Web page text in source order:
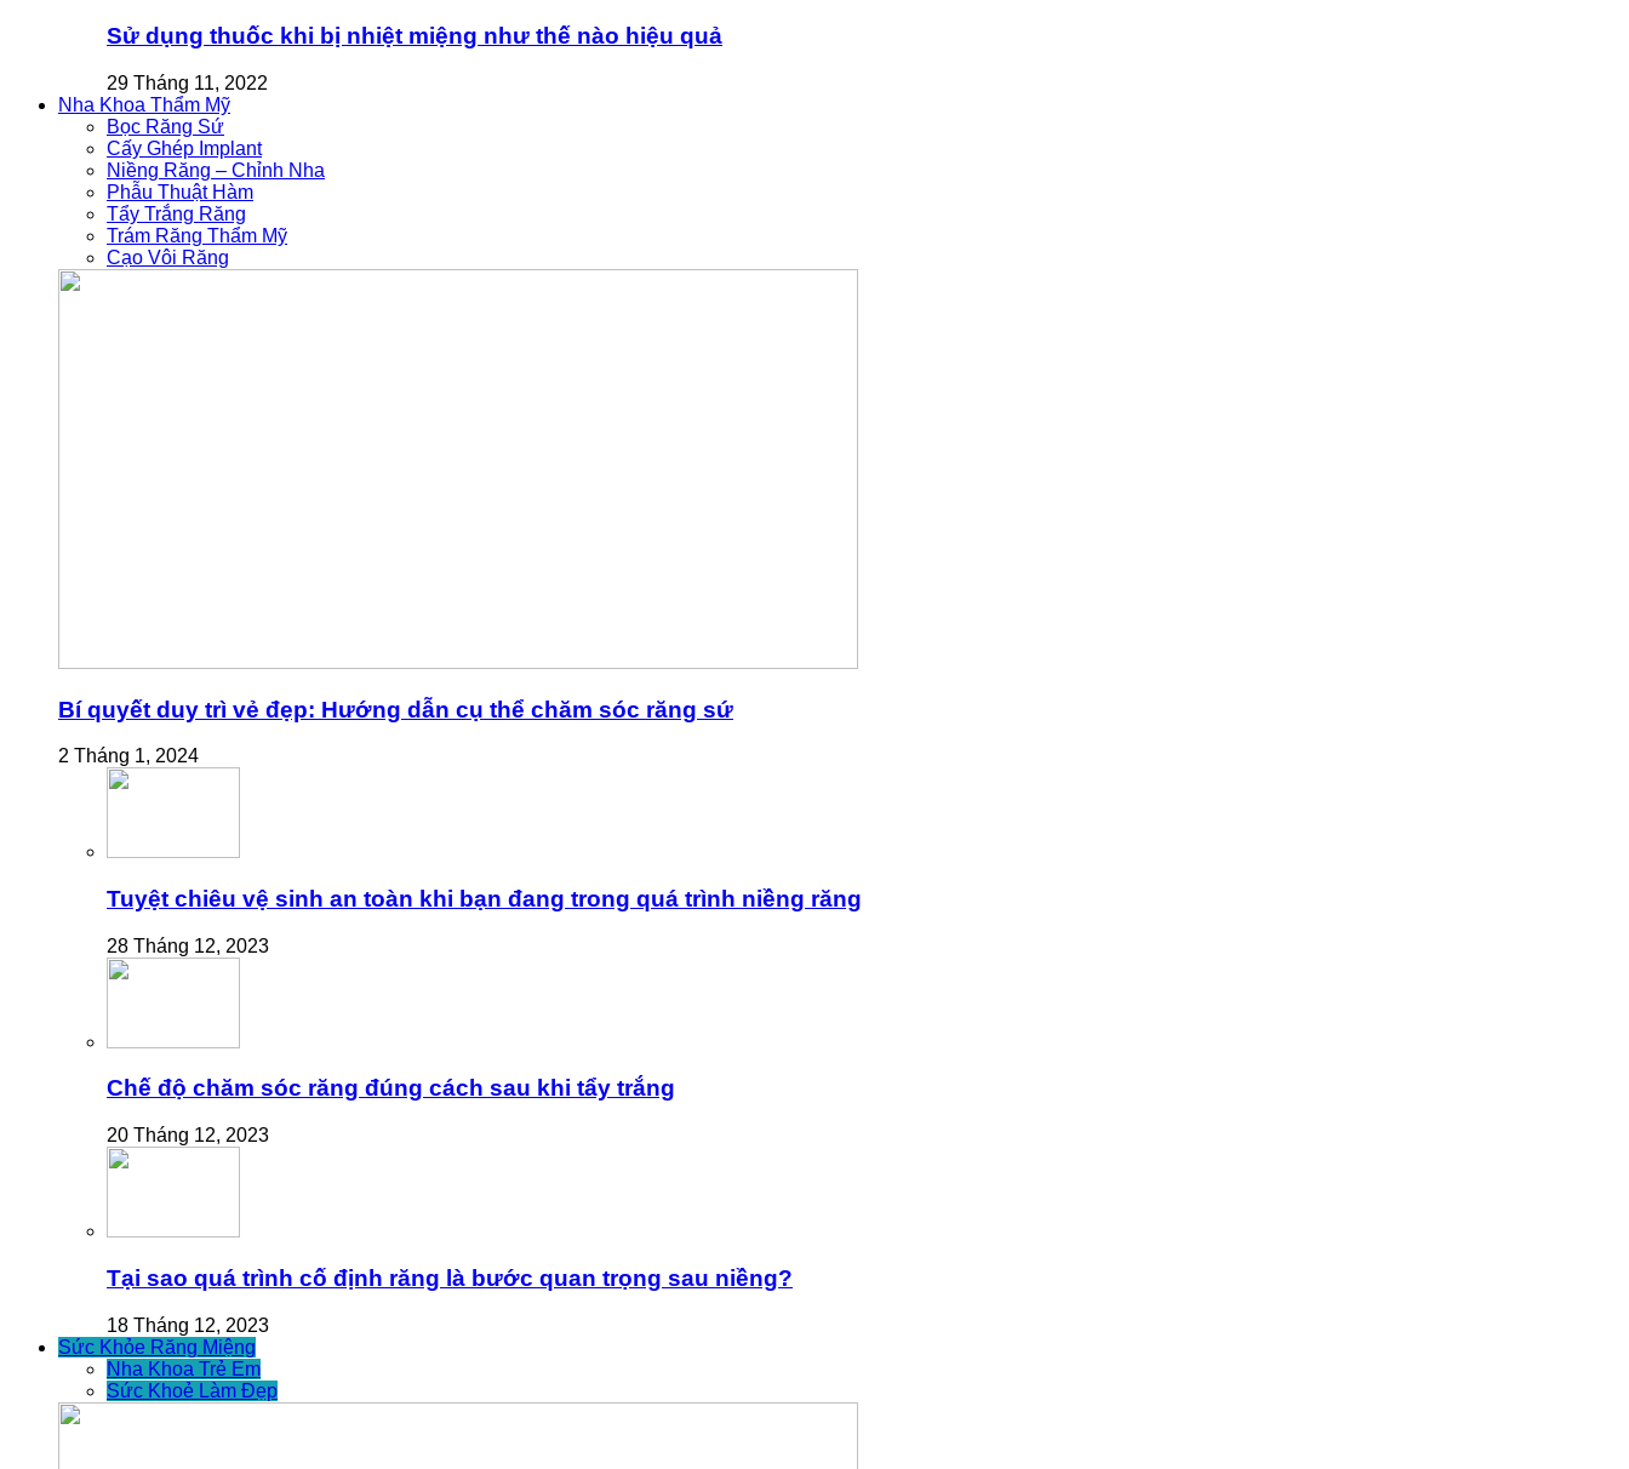
Sử dụng thuốc khi bị nhiệt miệng như thế nào hiệu quả
29 Tháng 11, 2022
Nha Khoa Thẩm Mỹ
Bọc Răng Sứ
Cấy Ghép Implant
Niềng Răng – Chỉnh Nha
Phẫu Thuật Hàm
Tẩy Trắng Răng
Trám Răng Thẩm Mỹ
Cạo Vôi Răng
Bí quyết duy trì vẻ đẹp: Hướng dẫn cụ thể chăm sóc răng sứ
2 Tháng 1, 2024
Tuyệt chiêu vệ sinh an toàn khi bạn đang trong quá trình niềng răng
28 Tháng 12, 2023
Chế độ chăm sóc răng đúng cách sau khi tẩy trắng
20 Tháng 12, 2023
Tại sao quá trình cố định răng là bước quan trọng sau niềng?
18 Tháng 12, 2023
Sức Khỏe Răng Miệng
Nha Khoa Trẻ Em
Sức Khoẻ Làm Đẹp